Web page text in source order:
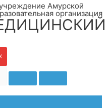
Амурской
организация